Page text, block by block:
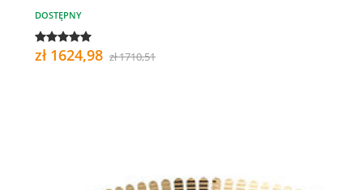
DOSTĘPNY
zł 1624,98 zł 1710,51